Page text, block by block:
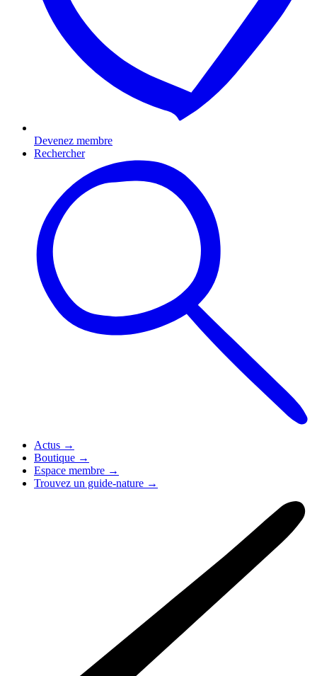
Devenez membre
Rechercher
Actus →
Boutique →
Espace membre →
Trouvez un guide-nature →